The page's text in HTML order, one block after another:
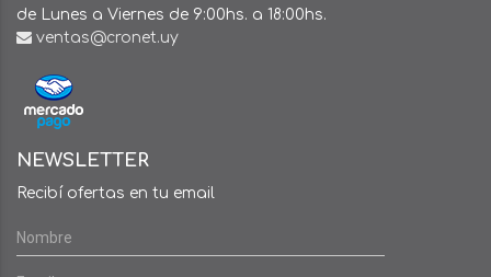
de Lunes a Viernes de 9:00hs. a 18:00hs.
ventas@cronet.uy
NEWSLETTER
Recibí ofertas en tu email